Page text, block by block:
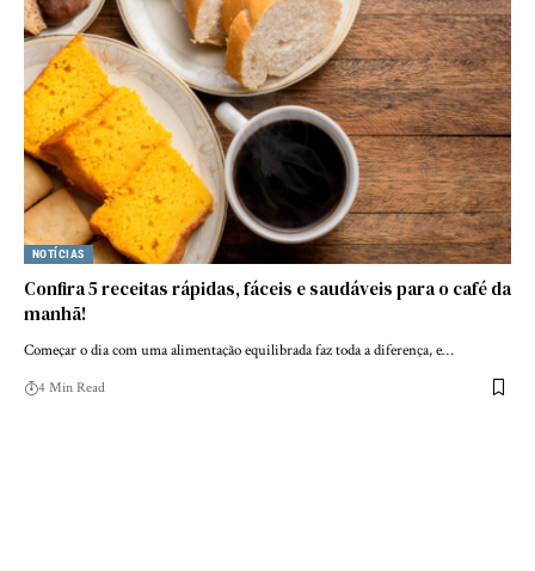
NOTÍCIAS
Confira 5 receitas rápidas, fáceis e saudáveis para o café da
manhã!
Começar o dia com uma alimentação equilibrada faz toda a diferença, e…
4 Min Read